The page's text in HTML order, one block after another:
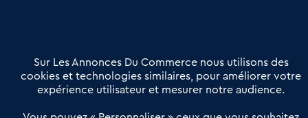
Offres Pro
Actualités
Qui sommes nous ?
Derniers articles
Sur Les Annonces Du Commerce nous utilisons des
cookies et technologies similaires, pour améliorer votre
expérience utilisateur et mesurer notre audience.